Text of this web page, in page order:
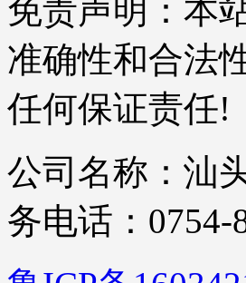
免责声明：本
准确性和合法
任何保证责任!
公司名称：汕
务电话：0754-